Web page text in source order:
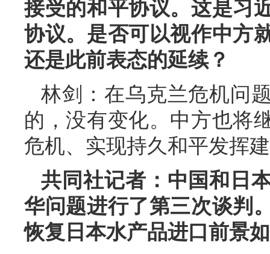
接受的和平协议。这是习
协议。是否可以视作中方
还是此前表态的延续？
林剑：在乌克兰危机问
的，没有变化。中方也将
危机、实现持久和平发挥
共同社记者：中国和日
华问题进行了第三次谈判
恢复日本水产品进口前景